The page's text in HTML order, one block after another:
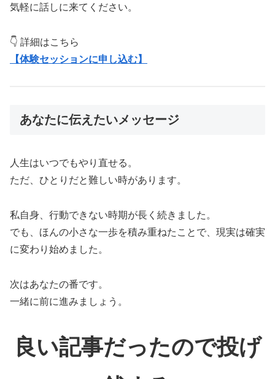
気軽に話しに来てください。
👇 詳細はこちら
【体験セッションに申し込む】
あなたに伝えたいメッセージ
人生はいつでもやり直せる。
ただ、ひとりだと難しい時があります。
私自身、行動できない時期が長く続きました。
でも、ほんの小さな一歩を積み重ねたことで、現実は確実
に変わり始めました。
次はあなたの番です。
一緒に前に進みましょう。
良い記事だったので投げ